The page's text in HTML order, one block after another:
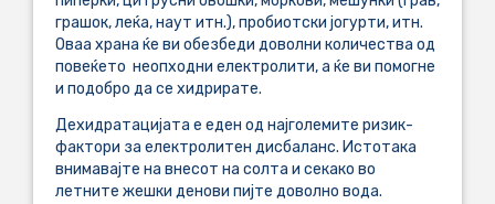
грашок, леќа, наут итн.), пробиотски јогурти, итн.
Оваа храна ќе ви обезбеди доволни количества од
повеќето неопходни електролити, а ќе ви помогне
и подобро да се хидрирате.
Дехидратацијата е еден од најголемите ризик-
фактори за електролитен дисбаланс. Истотака
внимавајте на внесот на солта и секако во
летните жешки денови пијте доволно вода.